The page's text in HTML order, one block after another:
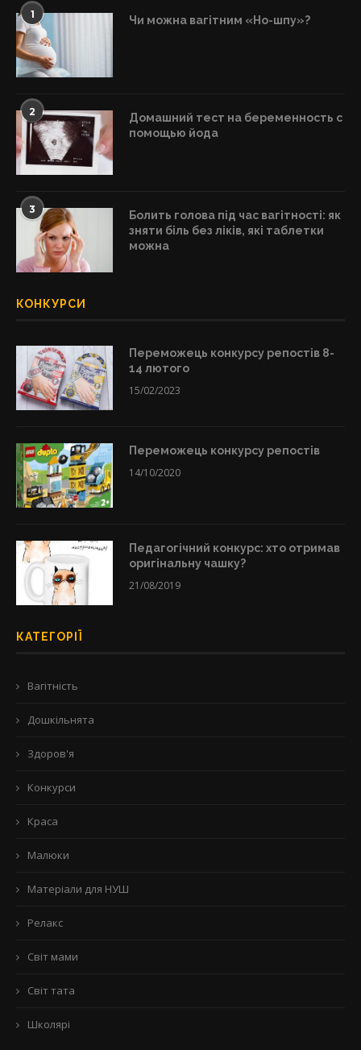
1 Чи можна вагітним «Но-шпу»?
2
Домашний тест на беременность с
помощью йода
3
Болить голова під час вагітності: як
зняти біль без ліків, які таблетки
можна
КОНКУРСИ
Переможець конкурсу репостів 8-
14 лютого
15/02/2023
Переможець конкурсу репостів
14/10/2020
Педагогічний конкурс: хто отримав
оригінальну чашку?
21/08/2019
КАТЕГОРІЇ
Вагітність
Дошкільнята
Здоров'я
Конкурси
Краса
Малюки
Матеріали для НУШ
Релакс
Світ мами
Світ тата
Школярі